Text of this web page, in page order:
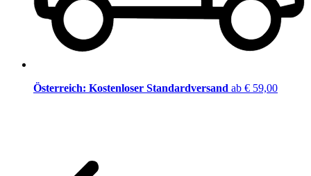
Österreich: Kostenloser Standardversand ab € 59,00